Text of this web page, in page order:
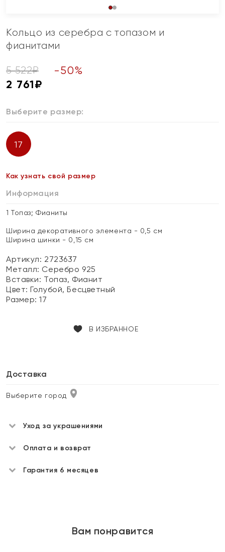
Кольцо из серебра с топазом и
фианитами
5 522₽ -50%
2 761₽
Выберите размер:
17
Как узнать свой размер
Информация
1 Топаз; Фианиты
Ширина декоративного элемента - 0,5 см
Ширина шинки - 0,15 см
Артикул: 2723637
Металл: Серебро 925
Вставки: Топаз, Фианит
Цвет:Голубой, Бесцветный
Размер:17
В ИЗБРАННОЕ
Доставка
Выберите город
Уход за украшениями
Оплата и возврат
Гарантия 6 месяцев
Вам понравится